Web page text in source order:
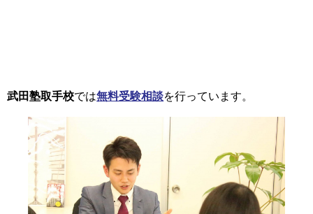
武田塾取手校では無料受験相談を行っています。